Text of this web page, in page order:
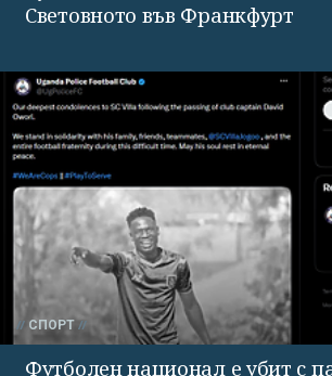
Световното във Франкфурт
СПОРТ
Футболен национал е убит с